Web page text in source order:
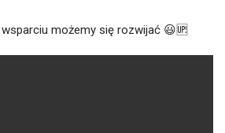
możemy się rozwijać 😃🆙